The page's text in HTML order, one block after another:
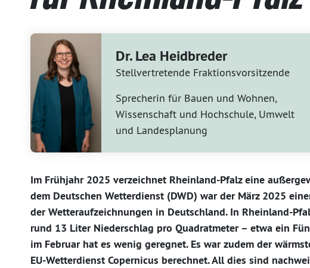
Dr. Lea Heidbreder
Stellvertretende Fraktionsvorsitzende
Sprecherin für Bauen und Wohnen,
Wissenschaft und Hochschule, Umwelt
und Landesplanung
Im Frühjahr 2025 verzeichnet Rheinland-Pfalz eine
dem Deutschen Wetterdienst (DWD) war der März 2025
der Wetteraufzeichnungen in Deutschland. In Rheinland-
rund 13 Liter Niederschlag pro Quadratmeter – etwa ein
im Februar hat es wenig geregnet. Es war zudem der
EU-Wetterdienst Copernicus berechnet. All dies sind